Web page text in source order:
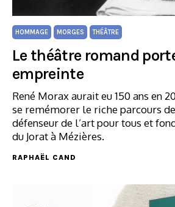
HOMMAGE MORGES THÉÂTRE
Le théâtre romand
empreinte
René Morax aurait eu 150 ans en
se remémorer le riche parcours
défenseur de l’art pour tous et
du Jorat à Mézières.
RAPHAËL CAND